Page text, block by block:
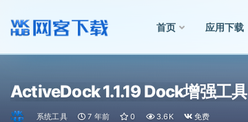
首页 应用下载
ActiveDock 1.1.19 Dock增强工具
系统工具 7 年前 0 3.6K 免费